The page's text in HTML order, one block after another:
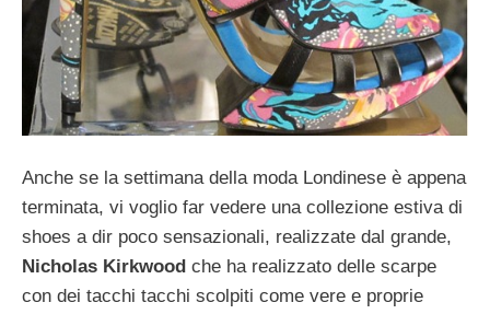
Anche se la settimana della moda Londinese è appena
terminata, vi voglio far vedere una collezione estiva di
shoes a dir poco sensazionali, realizzate dal grande,
Nicholas Kirkwood che ha realizzato delle scarpe
con dei tacchi tacchi scolpiti come vere e proprie